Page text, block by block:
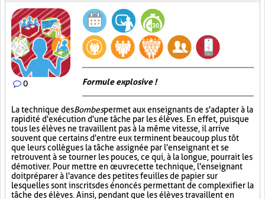
0 Formule explosive !
La technique desBombespermet aux enseignants de s'adapter à la
rapidité d'exécution d'une tâche par les élèves. En effet, puisque
tous les élèves ne travaillent pas à la même vitesse, il arrive
souvent que certains d'entre eux terminent beaucoup plus tôt
que leurs collègues la tâche assignée par l'enseignant et se
retrouvent à se tourner les pouces, ce qui, à la longue, pourrait les
démotiver. Pour mettre en œuvre cette technique, l'enseignant
doit préparer à l'avance des petites feuilles de papier sur
lesquelles sont inscrits des énoncés permettant de complexifier la
tâche des élèves. Ainsi, pendant que les élèves travaillent en